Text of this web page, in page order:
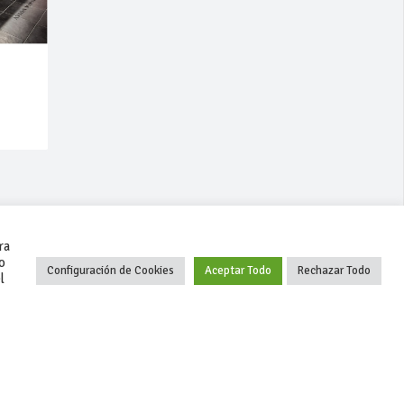
+34 627 35 00 36
Configuración de Cookies Aceptar Todo Rechazar Todo